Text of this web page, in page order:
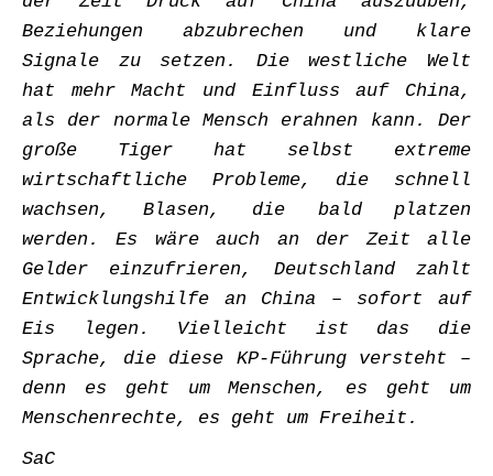
Beziehungen abzubrechen und klare
Signale zu setzen. Die westliche Welt
hat mehr Macht und Einfluss auf China,
als der normale Mensch erahnen kann. Der
große Tiger hat selbst extreme
wirtschaftliche Probleme, die schnell
wachsen, Blasen, die bald platzen
werden. Es wäre auch an der Zeit alle
Gelder einzufrieren, Deutschland zahlt
Entwicklungshilfe an China – sofort auf
Eis legen. Vielleicht ist das die
Sprache, die diese KP-Führung versteht –
denn es geht um Menschen, es geht um
Menschenrechte, es geht um Freiheit.
SaC